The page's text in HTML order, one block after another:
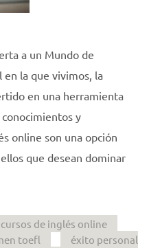
a un Mundo de
en la que vivimos, la
en una herramienta
y
online son una opción
que desean dominar
cursos de inglés online
toefl
éxito personal